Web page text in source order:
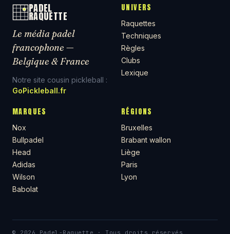
PADEL
RAQUETTE
Le média padel
francophone —
Belgique & France
Notre site cousin pickleball :
GoPickleball.fr
UNIVERS
Raquettes
Techniques
Règles
Clubs
Lexique
MARQUES
Nox
Bullpadel
Head
Adidas
Wilson
Babolat
RÉGIONS
Bruxelles
Brabant wallon
Liège
Paris
Lyon
© 2026 Padel-Raquette · Tous droits réservés